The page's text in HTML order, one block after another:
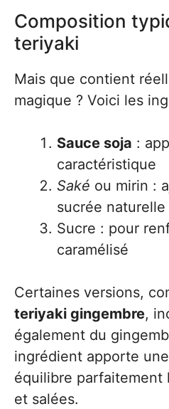
Composition
teriyaki
Mais que contient
magique ? Voici les
Sauce soja :
caractéristique
Saké ou mirin :
sucrée naturelle
Sucre : pour
caramélisé
Certaines versions,
teriyaki gingembre,
également du
ingrédient apporte
équilibre parfaitement
et salées.